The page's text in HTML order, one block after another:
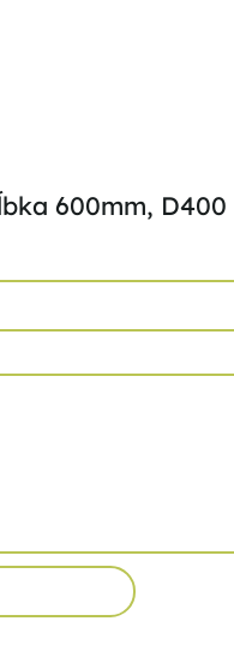
600mm, D400